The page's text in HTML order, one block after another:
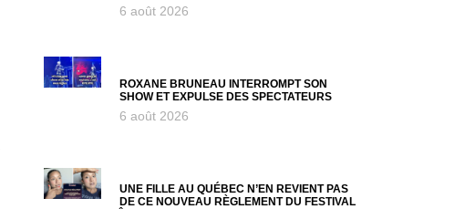
6 août 2026
ROXANE BRUNEAU INTERROMPT SON
SHOW ET EXPULSE DES SPECTATEURS
6 août 2026
UNE FILLE AU QUÉBEC N’EN REVIENT PAS
DE CE NOUVEAU RÈGLEMENT DU FESTIVAL